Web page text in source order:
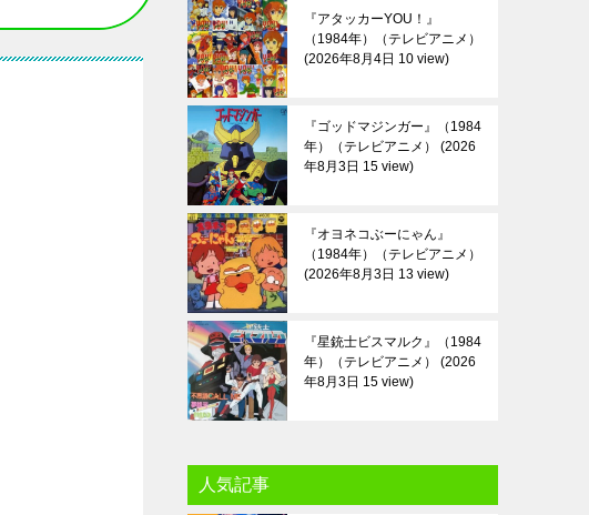
『アタッカーYOU！』
（1984年）（テレビアニメ）
2026年8月4日 10 view
『ゴッドマジンガー』（1984
年）（テレビアニメ）
2026
年8月3日 15 view
『オヨネコぶーにゃん』
（1984年）（テレビアニメ）
2026年8月3日 13 view
『星銃士ビスマルク』（1984
年）（テレビアニメ）
2026
年8月3日 15 view
人気記事